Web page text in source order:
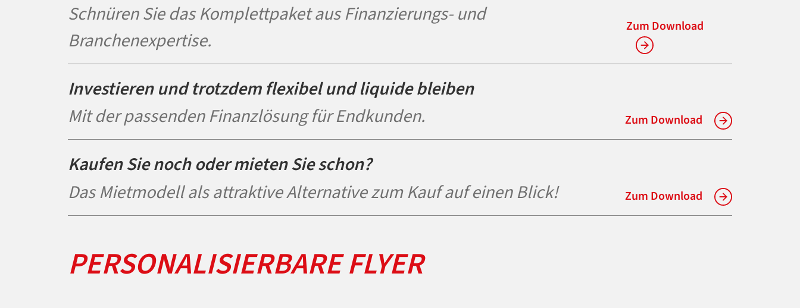
Schnüren Sie das Komplettpaket aus Finanzierungs- und
Branchenexpertise.
Zum Download
Investieren und trotzdem flexibel und liquide bleiben
Mit der passenden Finanzlösung für Endkunden.
Zum Download
Kaufen Sie noch oder mieten Sie schon?
Das Mietmodell als attraktive Alternative zum Kauf auf einen Blick!
Zum Download
PERSONALISIERBARE FLYER